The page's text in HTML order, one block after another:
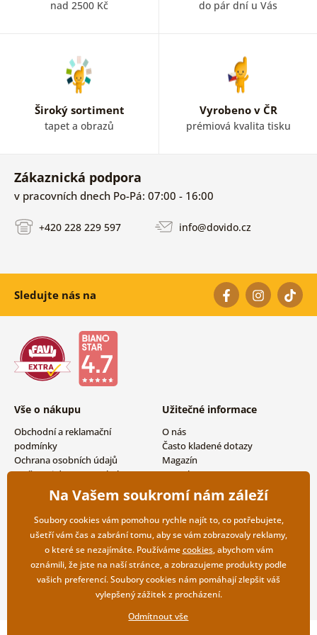
nad 2500 Kč do pár dní u Vás
Široký sortiment
tapet a obrazů
Vyrobeno v ČR
prémiová kvalita tisku
Zákaznická podpora
v pracovních dnech Po-Pá: 07:00 - 16:00
+420 228 229 597 info@dovido.cz
Sledujte nás na
Vše o nákupu
Obchodní a reklamační
podmínky
Ochrana osobních údajů
Možnosti dopravy a platby
Vrácení zboží
Užitečné informace
O nás
Často kladené dotazy
Magazín
Kontakty
Velkoobchodní spolupráce
Na Vašem soukromí nám záleží
Soubory cookies vám pomohou rychle najít to, co potřebujete,
ušetří vám čas a zabrání tomu, aby se vám zobrazovaly reklamy,
o které se nezajímáte. Používámecookies, abychom vám
oznámili, že jste na naší stránce, a zobrazujeme produkty podle
vašich preferencí. Soubory cookies nám pomáhají zlepšit váš
vylepšený zážitek z procházení.
Odmítnout vše